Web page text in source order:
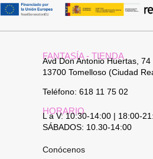
FANTASÍA - TIENDA
Avd Don Antonio Huertas, 74
13700 Tomelloso (Ciudad
Teléfono: 618 11 75 02
HORARIO
L a V: 10:30-14:00 | 18:00-
SÁBADOS: 10.30-14:00
Conócenos